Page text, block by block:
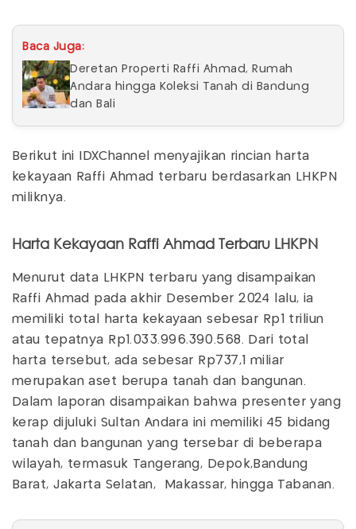
Baca Juga:
Deretan Properti Raffi Ahmad, Rumah
Andara hingga Koleksi Tanah di Bandung
dan Bali
Berikut ini IDXChannel menyajikan rincian harta
kekayaan Raffi Ahmad terbaru berdasarkan LHKPN
miliknya.
Harta Kekayaan Raffi Ahmad Terbaru LHKPN
Menurut data LHKPN terbaru yang disampaikan
Raffi Ahmad pada akhir Desember 2024 lalu, ia
memiliki total harta kekayaan sebesar Rp1 triliun
atau tepatnya Rp1.033.996.390.568. Dari total
harta tersebut, ada sebesar Rp737,1 miliar
merupakan aset berupa tanah dan bangunan.
Dalam laporan disampaikan bahwa presenter yang
kerap dijuluki Sultan Andara ini memiliki 45 bidang
tanah dan bangunan yang tersebar di beberapa
wilayah, termasuk Tangerang, Depok,Bandung
Barat, Jakarta Selatan, Makassar, hingga Tabanan.